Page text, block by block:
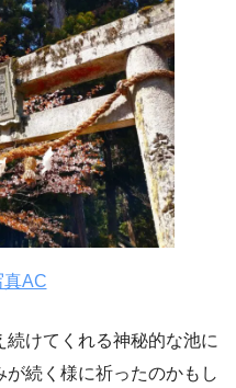
真AC
けてくれる神秘的な池に
続く様に祈ったのかもし